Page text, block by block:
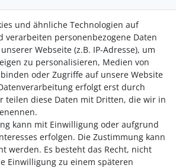
Träume erwachen! Das Motiv wurde mit
und konstruiert, sodass am
Spiel aus Licht und Schatten entsteht.
aus bis zu 9 Holzschichten, die
LED-Lichtern für einen
sorgen.
und ähnliche Technologien auf
verarbeiten personenbezogene Daten
Webseite (z.B. IP-Adresse), um
zu personalisieren, Medien von
oder Zugriffe auf unsere Website
erfolgt erst durch
teilen diese Daten mit Dritten, die wir in
kann mit Einwilligung oder aufgrund
erfolgen. Die Zustimmung kann
werden. Es besteht das Recht, nicht
Einwilligung zu einem späteren